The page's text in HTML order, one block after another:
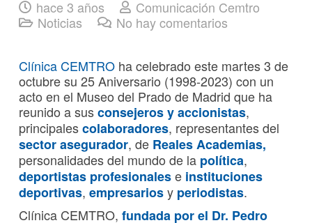
hace 3 años
Comunicación Cemtro
Noticias
No hay comentarios
Clínica CEMTRO ha celebrado este martes 3 de
octubre su 25 Aniversario (1998-2023) con un
acto en el Museo del Prado de Madrid que ha
reunido a susconsejeros y accionistas,
principalescolaboradores, representantes del
sector asegurador, de Reales Academias,
personalidades del mundo de la política,
deportistas profesionalese instituciones
deportivas, empresariosy periodistas.
Clínica CEMTRO, fundada por el Dr. Pedro